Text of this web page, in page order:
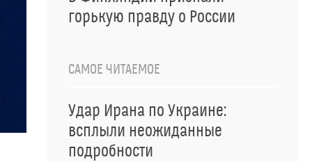
горькую правду о России
САМОЕ ЧИТАЕМОЕ
Удар Ирана по Украине:
всплыли неожиданные
подробности